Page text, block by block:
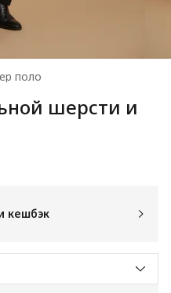
поло
шерсти и
кешбэк